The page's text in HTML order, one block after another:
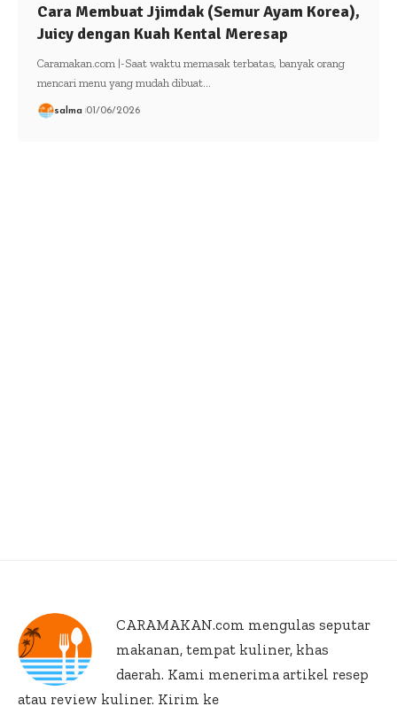
Cara Membuat Jjimdak (Semur Ayam Korea),
Juicy dengan Kuah Kental Meresap
Caramakan.com |-Saat waktu memasak terbatas, banyak orang
mencari menu yang mudah dibuat…
salma 01/06/2026
CARAMAKAN.com mengulas seputar
makanan, tempat kuliner, khas
daerah. Kami menerima artikel resep
atau review kuliner. Kirim ke